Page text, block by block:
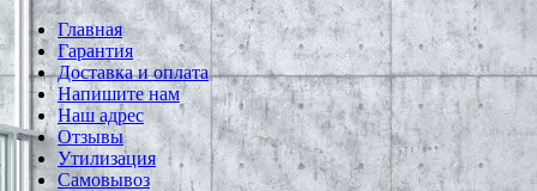
Главная
Гарантия
Доставка и оплата
Напишите нам
Наш адрес
Отзывы
Утилизация
Самовывоз